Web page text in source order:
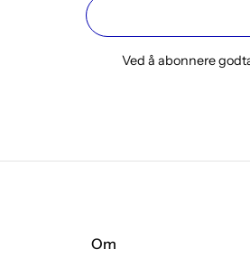
Ved å abonnere
Om